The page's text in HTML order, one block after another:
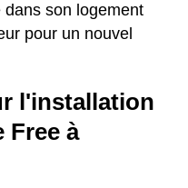
son logement
pour un nouvel
l'installation
Free à